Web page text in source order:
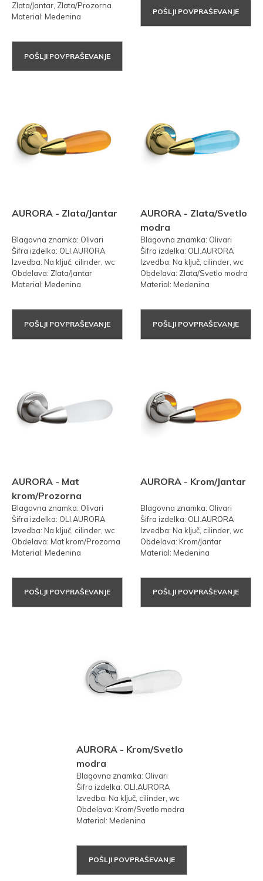
Zlata/Jantar, Zlata/Prozorna
Material: Medenina
POŠLJI POVPRAŠEVANJE
POŠLJI POVPRAŠEVANJE
AURORA - Zlata/Jantar
Blagovna znamka: Olivari
Šifra izdelka: OLI.AURORA
Izvedba: Na ključ, cilinder, wc
Obdelava: Zlata/Jantar
Material: Medenina
POŠLJI POVPRAŠEVANJE
AURORA - Zlata/Svetlo
modra
Blagovna znamka: Olivari
Šifra izdelka: OLI.AURORA
Izvedba: Na ključ, cilinder, wc
Obdelava: Zlata/Svetlo modra
Material: Medenina
POŠLJI POVPRAŠEVANJE
AURORA - Mat
krom/Prozorna
Blagovna znamka: Olivari
Šifra izdelka: OLI.AURORA
Izvedba: Na ključ, cilinder, wc
Obdelava: Mat krom/Prozorna
Material: Medenina
POŠLJI POVPRAŠEVANJE
AURORA - Krom/Jantar
Blagovna znamka: Olivari
Šifra izdelka: OLI.AURORA
Izvedba: Na ključ, cilinder, wc
Obdelava: Krom/Jantar
Material: Medenina
POŠLJI POVPRAŠEVANJE
AURORA - Krom/Svetlo
modra
Blagovna znamka: Olivari
Šifra izdelka: OLI.AURORA
Izvedba: Na ključ, cilinder, wc
Obdelava: Krom/Svetlo modra
Material: Medenina
POŠLJI POVPRAŠEVANJE